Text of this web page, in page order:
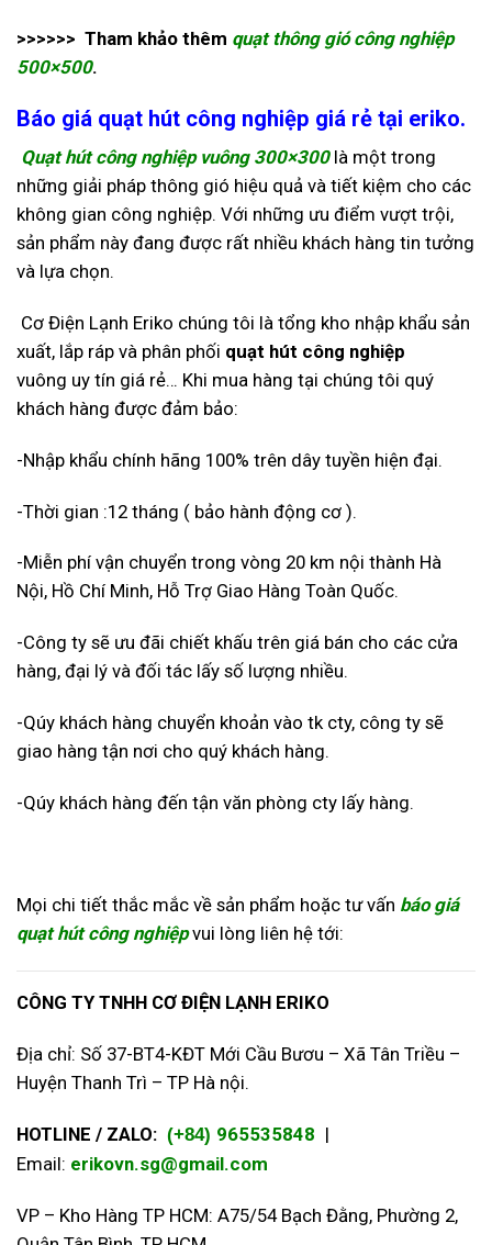
>>>>>> Tham khảo thêm quạt thông gió công nghiệp
500×500.
Báo giá quạt hút công nghiệp giá rẻ tại eriko.
Quạt hút công nghiệp vuông 300×300là một trong
những giải pháp thông gió hiệu quả và tiết kiệm cho các
không gian công nghiệp. Với những ưu điểm vượt trội,
sản phẩm này đang được rất nhiều khách hàng tin tưởng
và lựa chọn.
Cơ Điện Lạnh Eriko chúng tôi là tổng kho nhập khẩu sản
xuất, lắp ráp và phân phối quạt hút công nghiệp
vuông uy tín giá rẻ… Khi mua hàng tại chúng tôi quý
khách hàng được đảm bảo:
-Nhập khẩu chính hãng 100% trên dây tuyền hiện đại.
-Thời gian :12 tháng ( bảo hành động cơ ).
-Miễn phí vận chuyển trong vòng 20 km nội thành Hà
Nội, Hồ Chí Minh, Hỗ Trợ Giao Hàng Toàn Quốc.
-Công ty sẽ ưu đãi chiết khấu trên giá bán cho các cửa
hàng, đại lý và đối tác lấy số lượng nhiều.
-Qúy khách hàng chuyển khoản vào tk cty, công ty sẽ
giao hàng tận nơi cho quý khách hàng.
-Qúy khách hàng đến tận văn phòng cty lấy hàng.
Mọi chi tiết thắc mắc về sản phẩm hoặc tư vấn báo giá
quạt hút công nghiệpvui lòng liên hệ tới:
CÔNG TY TNHH CƠ ĐIỆN LẠNH ERIKO
Địa chỉ: Số 37-BT4-KĐT Mới Cầu Bươu – Xã Tân Triều –
Huyện Thanh Trì – TP Hà nội.
HOTLINE / ZALO: (+84) 965535848 |
Email: erikovn.sg@gmail.com
VP – Kho Hàng TP HCM: A75/54 Bạch Đằng, Phường 2,